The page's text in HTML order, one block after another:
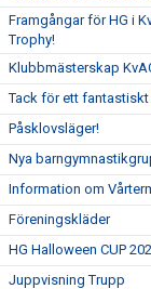
Framgångar för HG i
Trophy!
Klubbmästerskap
Tack för ett fantastiskt
Påsklovsläger!
Nya
Information om
Föreningskläder
HG Halloween CUP
Juppvisning Trupp